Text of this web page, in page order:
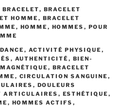
BRACELET, BRACELET
HOMME , BRACELET
, HOMME , HOMMES , POUR
, ACTIVITÉ PHYSIQUE ,
, AUTHENTICITÉ , BIEN-
, BRACELET
, CIRCULATION SANGUINE ,
, DOULEURS
ARTICULAIRES , ESTHÉTIQUE ,
, HOMMES ACTIFS ,